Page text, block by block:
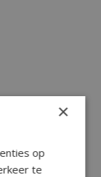
×
op
te